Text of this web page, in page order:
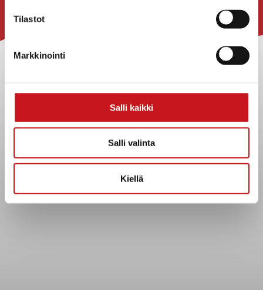
Tilastot
Markkinointi
Salli kaikki
Salli valinta
Kiellä
Strategiat, ohjelmat, ohjeet, suunnitelmat, säännöt ja
sopimukset
Asiakirjajulkisuuskuvaus
Evästeet
Tietosuoja
Tietopyyntö